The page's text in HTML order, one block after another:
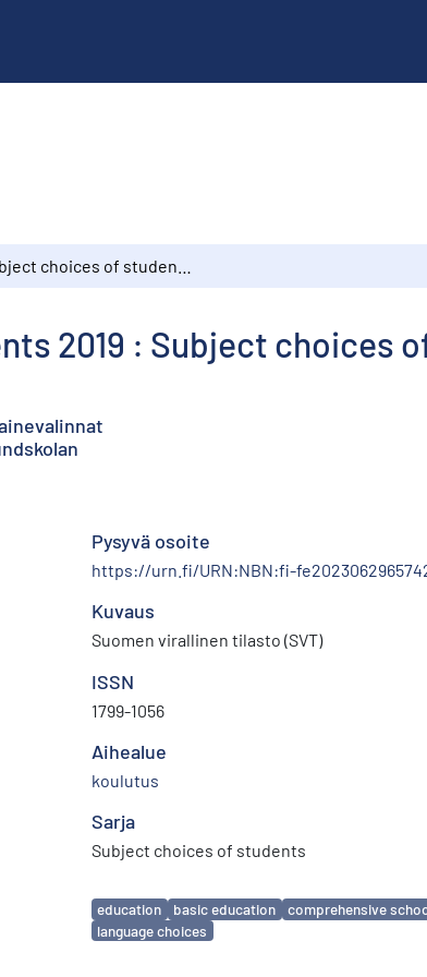
2019 : Subject choices
Pysyvä osoite
https://urn.fi/URN:NBN:fi-
Kuvaus
Suomen virallinen tilasto (SVT)
ISSN
1799-1056
Aihealue
koulutus
Sarja
Subject choices of students
Avainsanat
education basic education comprehensive
language choices